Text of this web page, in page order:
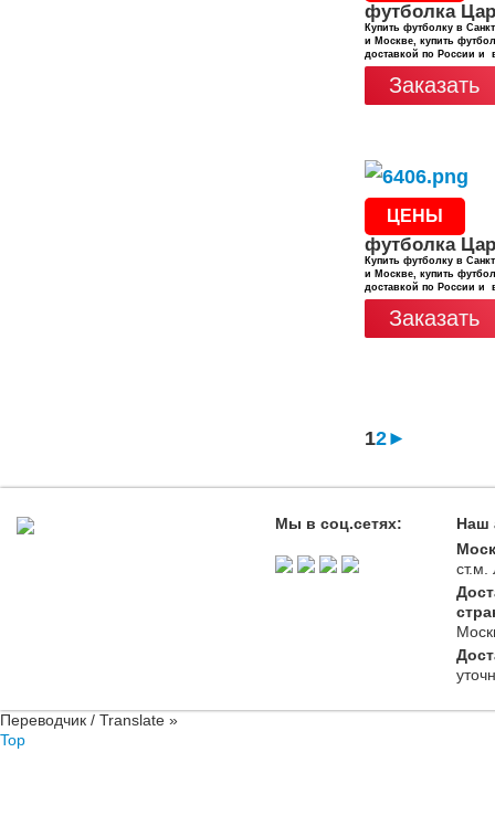
футболка
Купить футболку в
и Москве, купить
доставкой по России и
Заказать
ЦЕНЫ
футболка
Купить футболку в
и Москве, купить
доставкой по России и
Заказать
12►
Мы в соц.сетях:
Наш
ст.м.
Переводчик / Translate »
Top